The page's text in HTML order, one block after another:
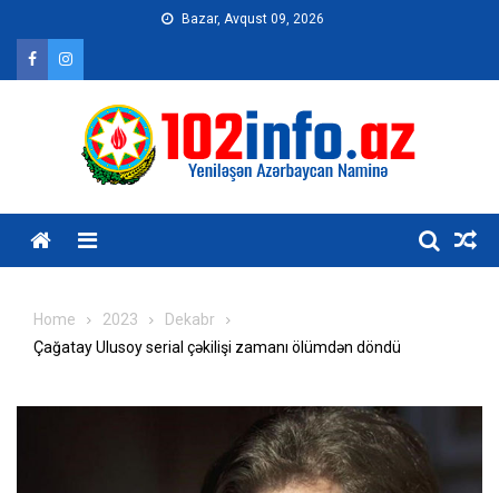
content
Bazar, Avqust 09, 2026
Home 2023
Dekabr
Çağatay Ulusoy serial çəkilişi zamanı ölümdən döndü